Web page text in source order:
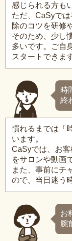
感じられる方も
ただ、CaSyで
除のコツを研修
そのため、少し
多いです。ご自
スタートできま
時
終
慣れるまでは「
います。
CaSyでは、お
をサロンや動画
また、事前にチ
ので、当日迷う
お
腕